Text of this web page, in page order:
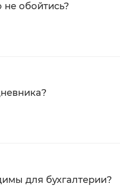
обойтись?
для бухгалтерии?